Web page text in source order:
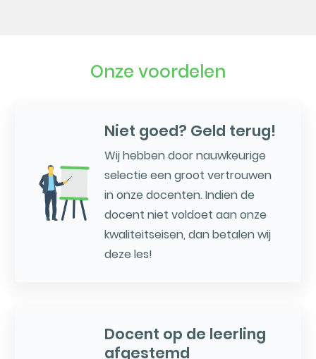
Onze voordelen
Niet goed? Geld terug!
Wij hebben door nauwkeurige
selectie een groot vertrouwen
in onze docenten. Indien de
docent niet voldoet aan onze
kwaliteitseisen, dan betalen wij
deze les!
Docent op de leerling
afgestemd